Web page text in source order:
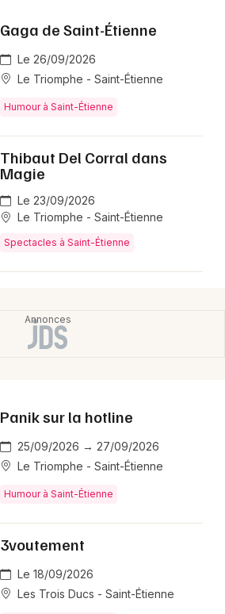
Gaga de Saint-Étienne
Le 26/09/2026
Le Triomphe - Saint-Étienne
Humour à Saint-Étienne
Thibaut Del Corral dans
Magie
Le 23/09/2026
Le Triomphe - Saint-Étienne
Spectacles à Saint-Étienne
Panik sur la hotline
25/09/2026 → 27/09/2026
Le Triomphe - Saint-Étienne
Humour à Saint-Étienne
3voutement
Le 18/09/2026
Les Trois Ducs - Saint-Étienne